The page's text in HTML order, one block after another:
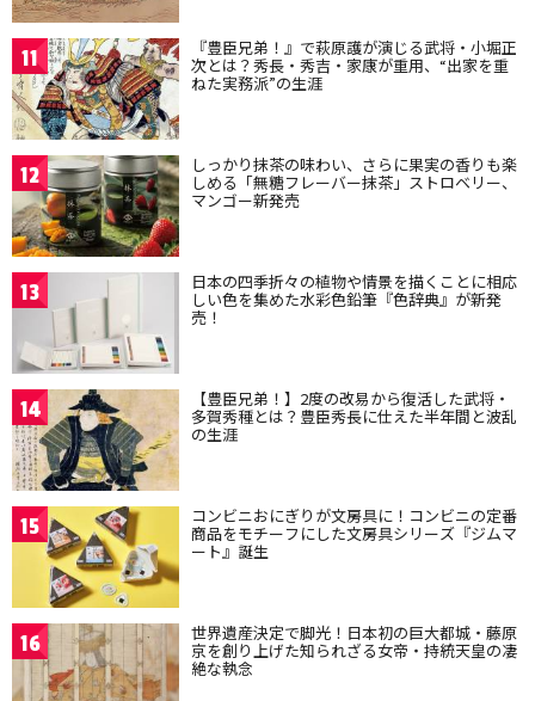
11 『豊臣兄弟！』で萩原護が演じる武将・小堀正
次とは？秀長・秀吉・家康が重用、“出家を重
ねた実務派”の生涯
12 しっかり抹茶の味わい、さらに果実の香りも楽
しめる「無糖フレーバー抹茶」ストロベリー、
マンゴー新発売
13 日本の四季折々の植物や情景を描くことに相応
しい色を集めた水彩色鉛筆『色辞典』が新発
売！
14 【豊臣兄弟！】2度の改易から復活した武将・
多賀秀種とは？豊臣秀長に仕えた半年間と波乱
の生涯
15 コンビニおにぎりが文房具に！コンビニの定番
商品をモチーフにした文房具シリーズ『ジムマ
ート』誕生
16 世界遺産決定で脚光！日本初の巨大都城・藤原
京を創り上げた知られざる女帝・持統天皇の凄
絶な執念